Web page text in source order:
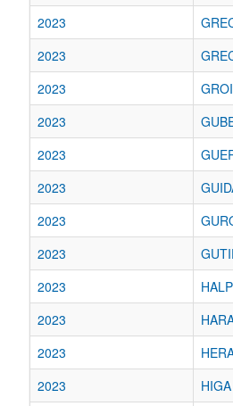
2023
2023
2023
2023
2023
2023
2023
2023
2023
2023
2023
2023